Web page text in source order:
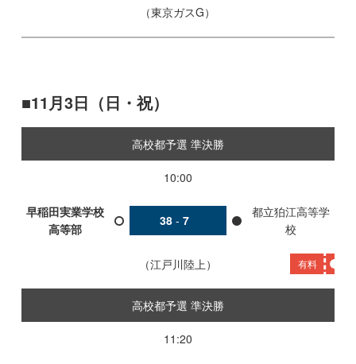
東京ガスG
11月3日（日・祝）
高校都予選 準決勝
10:00
早稲田実業学校
高等部
38 - 7
都立狛江高等学
校
江戸川陸上 有料
高校都予選 準決勝
11:20